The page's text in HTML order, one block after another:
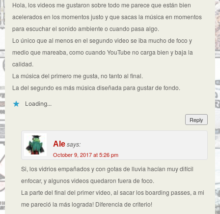
Hola, los videos me gustaron sobre todo me parece que están bien
acelerados en los momentos justo y que sacas la música en momentos
para escuchar el sonido ambiente o cuando pasa algo.
Lo único que al menos en el segundo video se iba mucho de foco y
medio que mareaba, como cuando YouTube no carga bien y baja la
calidad.
La música del primero me gusta, no tanto al final.
La del segundo es más música diseñada para gustar de fondo.
Loading...
Reply
Alesays:
October 9, 2017 at 5:26 pm
Si, los vidrios empañados y con gotas de lluvia hacían muy difícil
enfocar, y algunos videos quedaron fuera de foco.
La parte del final del primer video, al sacar los boarding passes, a mi
me pareció la más lograda! Diferencia de criterio!